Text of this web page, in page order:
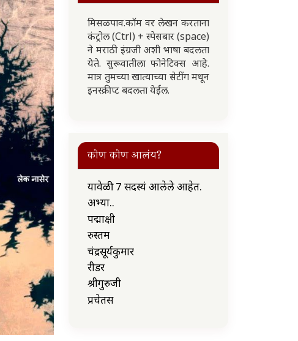
मिसळपाव.कॉम वर लेखन करताना
कंट्रोल (Ctrl) + स्पेसबार (space)
ने मराठी इंग्रजी अशी भाषा बदलता
येते. सुरूवातीला फोनेटिक्स आहे.
मात्र तुमच्या खात्याच्या सेटींग मधून
इनस्क्रीप्ट बदलता येईल.
कोण कोण आलंय?
यावेळी 7 सदस्यं आलेले आहेत.
अभ्या..
पद्माक्षी
रुस्तम
चंद्रसूर्यकुमार
रीडर
श्रीगुरुजी
प्रचेतस